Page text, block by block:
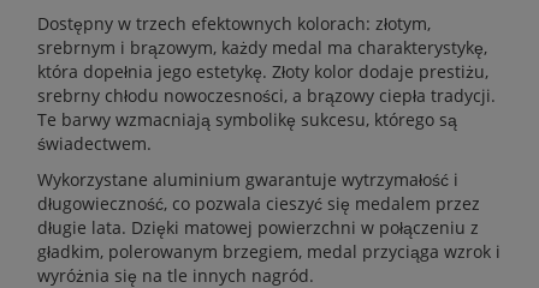
Dostępny w trzech efektownych kolorach: złotym,
srebrnym i brązowym, każdy medal ma charakterystykę,
która dopełnia jego estetykę. Złoty kolor dodaje prestiżu,
srebrny chłodu nowoczesności, a brązowy ciepła tradycji.
Te barwy wzmacniają symbolikę sukcesu, którego są
świadectwem.
Wykorzystane aluminium gwarantuje wytrzymałość i
długowieczność, co pozwala cieszyć się medalem przez
długie lata. Dzięki matowej powierzchni w połączeniu z
gładkim, polerowanym brzegiem, medal przyciąga wzrok i
wyróżnia się na tle innych nagród.